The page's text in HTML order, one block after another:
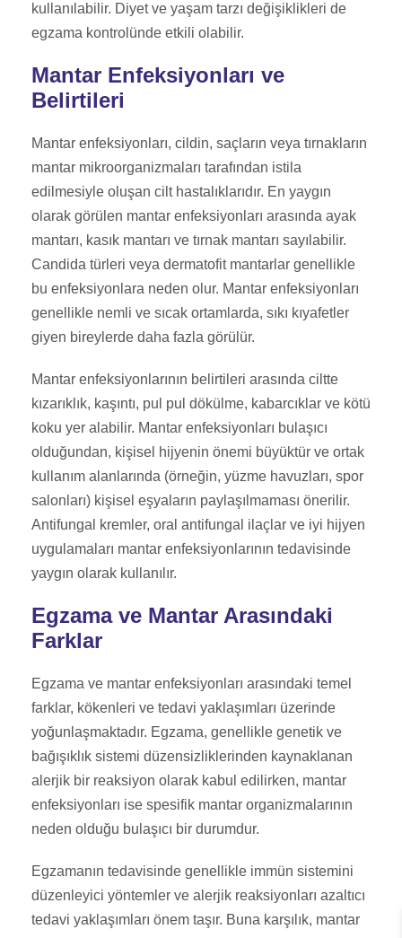
kullanılabilir. Diyet ve yaşam tarzı değişiklikleri de
egzama kontrolünde etkili olabilir.
Mantar Enfeksiyonları ve
Belirtileri
Mantar enfeksiyonları, cildin, saçların veya tırnakların
mantar mikroorganizmaları tarafından istila
edilmesiyle oluşan cilt hastalıklarıdır. En yaygın
olarak görülen mantar enfeksiyonları arasında ayak
mantarı, kasık mantarı ve tırnak mantarı sayılabilir.
Candida türleri veya dermatofit mantarlar genellikle
bu enfeksiyonlara neden olur. Mantar enfeksiyonları
genellikle nemli ve sıcak ortamlarda, sıkı kıyafetler
giyen bireylerde daha fazla görülür.
Mantar enfeksiyonlarının belirtileri arasında ciltte
kızarıklık, kaşıntı, pul pul dökülme, kabarcıklar ve kötü
koku yer alabilir. Mantar enfeksiyonları bulaşıcı
olduğundan, kişisel hijyenin önemi büyüktür ve ortak
kullanım alanlarında (örneğin, yüzme havuzları, spor
salonları) kişisel eşyaların paylaşılmaması önerilir.
Antifungal kremler, oral antifungal ilaçlar ve iyi hijyen
uygulamaları mantar enfeksiyonlarının tedavisinde
yaygın olarak kullanılır.
Egzama ve Mantar Arasındaki
Farklar
Egzama ve mantar enfeksiyonları arasındaki temel
farklar, kökenleri ve tedavi yaklaşımları üzerinde
yoğunlaşmaktadır. Egzama, genellikle genetik ve
bağışıklık sistemi düzensizliklerinden kaynaklanan
alerjik bir reaksiyon olarak kabul edilirken, mantar
enfeksiyonları ise spesifik mantar organizmalarının
neden olduğu bulaşıcı bir durumdur.
Egzamanın tedavisinde genellikle immün sistemini
düzenleyici yöntemler ve alerjik reaksiyonları azaltıcı
tedavi yaklaşımları önem taşır. Buna karşılık, mantar